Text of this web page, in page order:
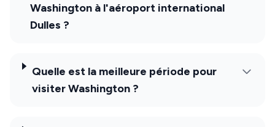
Washington à l'aéroport international
Dulles ?
Quelle est la meilleure période pour
visiter Washington ?